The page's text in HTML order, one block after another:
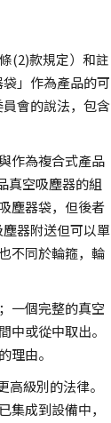
(2)款規定）和註
」作為產品的可
會的說法，包含
作為複合式產品
真空吸塵器的組
塵器袋，但後者
器附送但可以單
不同於輪箍，輪
一個完整的真空
或從中取出。
理由。
級別的法律。
成到設備中，